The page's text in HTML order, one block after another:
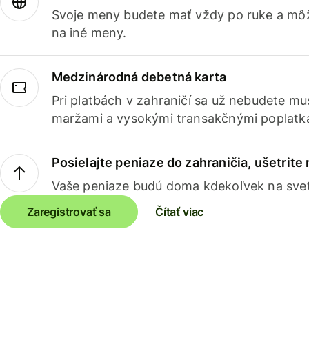
Svoje meny budete mať vždy po ruke a
na iné meny.
Medzinárodná debetná karta
Pri platbách v zahraničí sa už nebudete
maržami a vysokými transakčnými
Posielajte peniaze do zahraničia, ušetrite
Vaše peniaze budú doma kdekoľvek na
Zaregistrovať sa Čítať viac